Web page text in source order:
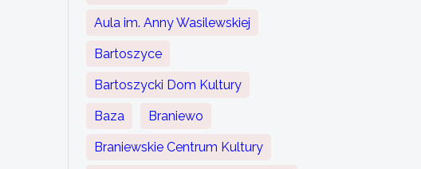
Aula im. Anny Wasilewskiej
Bartoszyce
Bartoszycki Dom Kultury
Baza Braniewo
Braniewskie Centrum Kultury